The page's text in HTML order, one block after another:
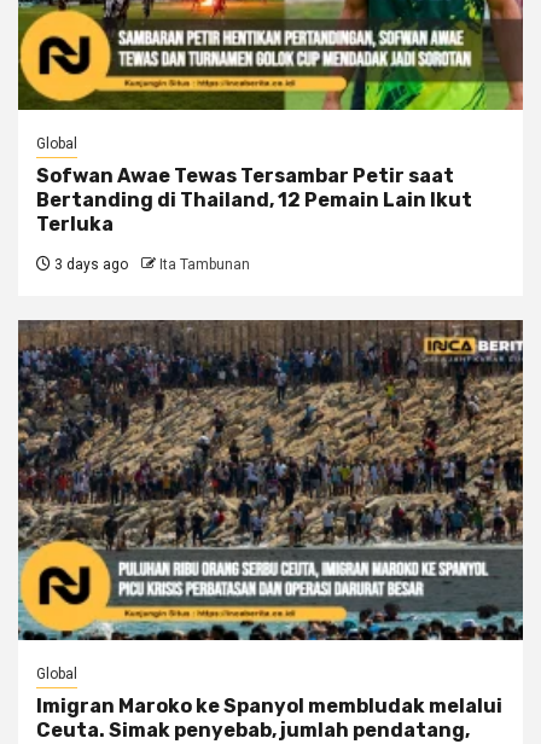
Global
Sofwan Awae Tewas Tersambar Petir saat
Bertanding di Thailand, 12 Pemain Lain Ikut
Terluka
3 days ago Ita Tambunan
Global
Imigran Maroko ke Spanyol membludak melalui
Ceuta. Simak penyebab, jumlah pendatang,